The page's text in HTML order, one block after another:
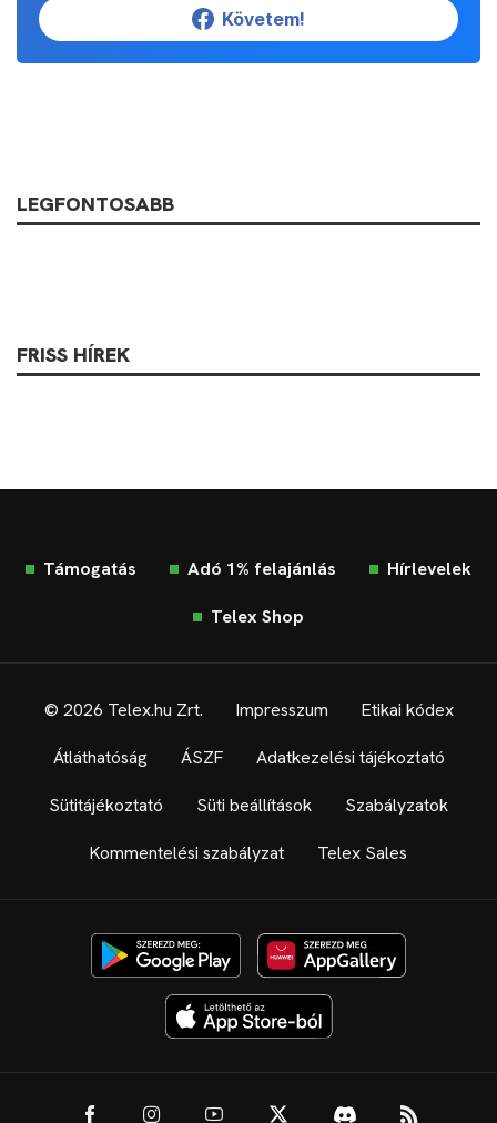
Követem!
LEGFONTOSABB
FRISS HÍREK
Támogatás Adó 1% felajánlás Hírlevelek
Telex Shop
© 2026 Telex.hu Zrt. Impresszum Etikai kódex
Átláthatóság ÁSZF Adatkezelési tájékoztató
Sütitájékoztató Süti beállítások Szabályzatok
Kommentelési szabályzat Telex Sales